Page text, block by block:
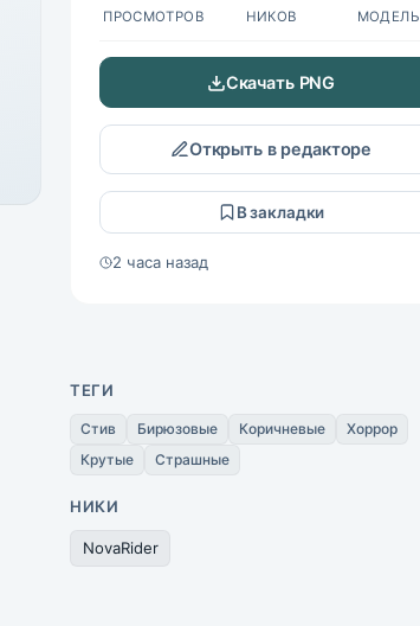
ПРОСМОТРОВ НИКОВ МОДЕЛЬ
Скачать PNG
Открыть в редакторе
В закладки
2 часа назад
ТЕГИ
Стив Бирюзовые Коричневые
Хоррор
Крутые
Страшные
НИКИ
NovaRider